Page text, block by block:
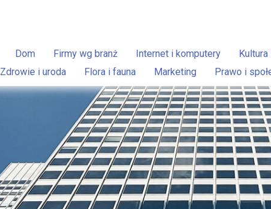
Dom Firmy wg branż Internet i komputery
Zdrowie i uroda Flora i fauna Marketing Prawo i